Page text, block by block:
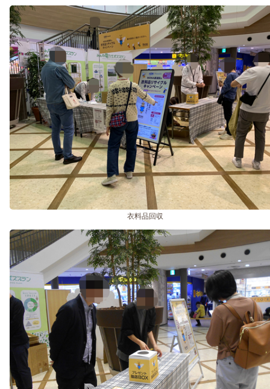
衣料品回収